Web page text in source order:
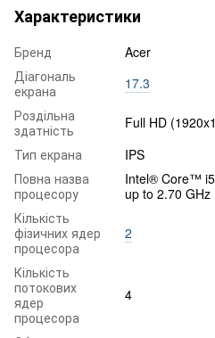
Характеристики
Бренд
Acer
Діагональ
екрана
17.3
Роздільна
здатність
Full HD
Тип екрана
IPS
Повна назва
процесору
Intel® Core™
up to 2.70 GHz
Кількість
фізичних ядер
процесора
2
Кількість
потокових
ядер
процесора
4